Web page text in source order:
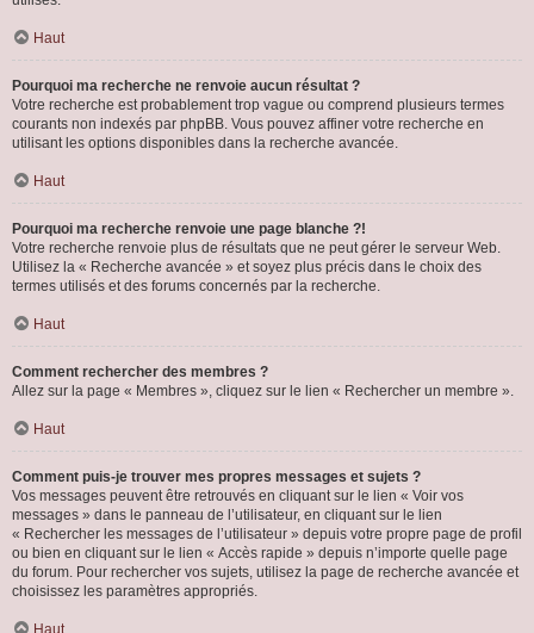
Haut
Pourquoi ma recherche ne renvoie aucun résultat ?
Votre recherche est probablement trop vague ou comprend plusieurs termes
courants non indexés par phpBB. Vous pouvez affiner votre recherche en
utilisant les options disponibles dans la recherche avancée.
Haut
Pourquoi ma recherche renvoie une page blanche ?!
Votre recherche renvoie plus de résultats que ne peut gérer le serveur Web.
Utilisez la « Recherche avancée » et soyez plus précis dans le choix des
termes utilisés et des forums concernés par la recherche.
Haut
Comment rechercher des membres ?
Allez sur la page « Membres », cliquez sur le lien « Rechercher un membre ».
Haut
Comment puis-je trouver mes propres messages et sujets ?
Vos messages peuvent être retrouvés en cliquant sur le lien « Voir vos
messages » dans le panneau de l’utilisateur, en cliquant sur le lien
« Rechercher les messages de l’utilisateur » depuis votre propre page de profil
ou bien en cliquant sur le lien « Accès rapide » depuis n’importe quelle page
du forum. Pour rechercher vos sujets, utilisez la page de recherche avancée et
choisissez les paramètres appropriés.
Haut